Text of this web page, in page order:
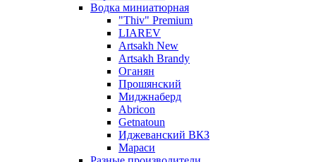
Водка миниатюрная
"Thiv" Premium
LIAREV
Artsakh New
Artsakh Brandy
Оганян
Прошянский
Миджнаберд
Abricon
Getnatoun
Иджеванский ВКЗ
Мараси